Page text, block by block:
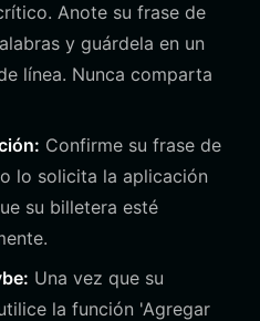
Anote su frase de
y guárdela en un
línea. Nunca comparta
Confirme su frase de
lo solicita la aplicación
su billetera esté
Una vez que su
la función 'Agregar